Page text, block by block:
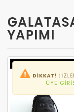
YAPIMI
DİKKAT! :
ÜYE